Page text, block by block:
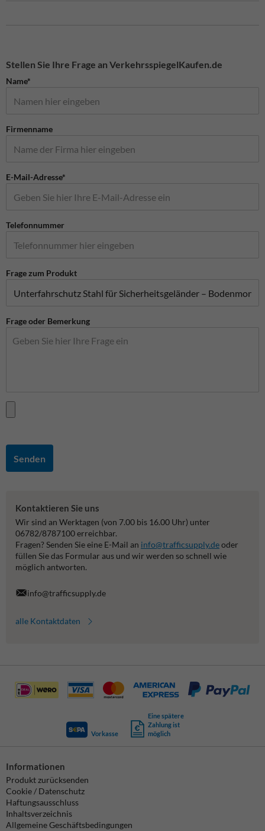
Stellen Sie Ihre Frage an VerkehrsspiegelKaufen.de
Name*
Firmenname
E-Mail-Adresse*
Telefonnummer
Frage zum Produkt
Frage oder Bemerkung
Senden
Kontaktieren Sie uns
Wir sind an Werktagen (von 7.00 bis 16.00 Uhr) unter
06782/8787100 erreichbar.
Fragen? Senden Sie eine E-Mail an info@trafficsupply.deoder
füllen Sie das Formular aus und wir werden so schnell wie
möglich antworten.
info@trafficsupply.de
alle Kontaktdaten
Vorkasse
Eine spätere
Zahlung ist
möglich
Informationen
Produkt zurücksenden
Cookie / Datenschutz
Haftungsausschluss
Inhaltsverzeichnis
Allgemeine Geschäftsbedingungen